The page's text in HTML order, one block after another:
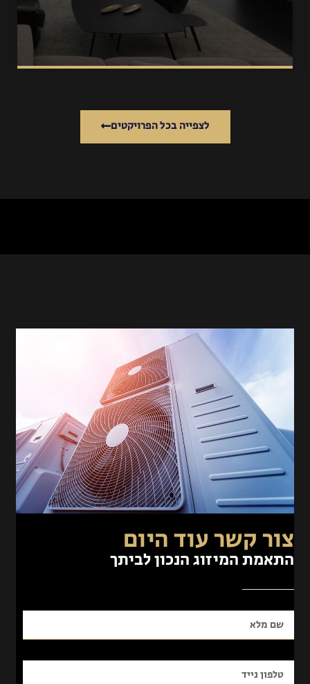
לצפייה בכל הפרויקטים
צור קשר עוד היום
התאמת המיזוג הנכון לביתך